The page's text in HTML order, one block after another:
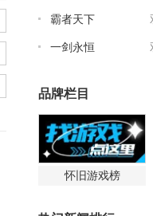
霸者天下
一剑永恒
品牌栏目
怀旧游戏榜